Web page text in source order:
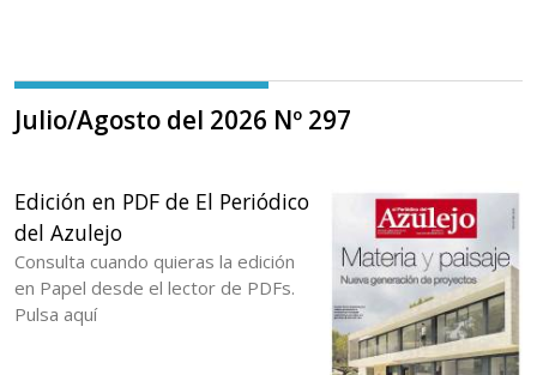
Julio/Agosto del 2026 Nº 297
Edición en PDF de El Periódico
del Azulejo
Consulta cuando quieras la edición
en Papel desde el lector de PDFs.
Pulsa aquí